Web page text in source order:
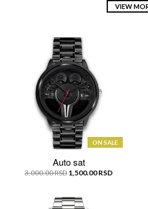
VIEW
ON SALE
Auto sat
3,000.00 RSD 1,500.00 RSD